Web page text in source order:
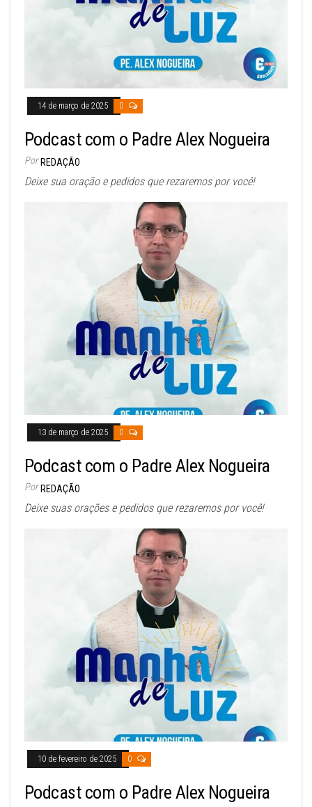
14 de março de 2025 0
Podcast com o Padre Alex Nogueira
Por REDAÇÃO
Deixe sua oração e pedidos que rezaremos por você!
13 de março de 2025 0
Podcast com o Padre Alex Nogueira
Por REDAÇÃO
Deixe suas orações e pedidos que rezaremos por você!
10 de fevereiro de 2025 0
Podcast com o Padre Alex Nogueira